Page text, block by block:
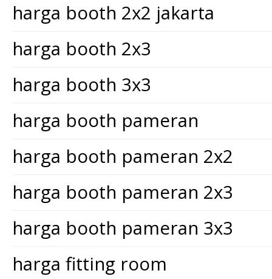
harga booth 2x2 jakarta
harga booth 2x3
harga booth 3x3
harga booth pameran
harga booth pameran 2x2
harga booth pameran 2x3
harga booth pameran 3x3
harga fitting room